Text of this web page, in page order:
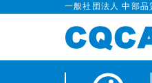
一般社団法人 中部